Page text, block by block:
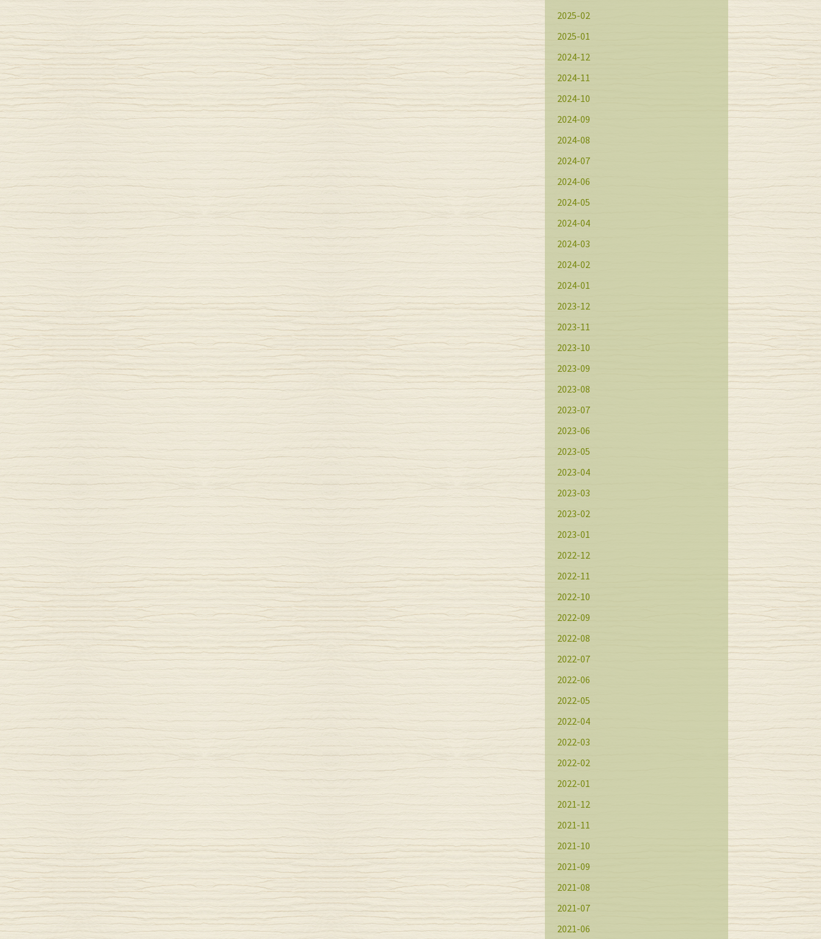
2025-02
2025-01
2024-12
2024-11
2024-10
2024-09
2024-08
2024-07
2024-06
2024-05
2024-04
2024-03
2024-02
2024-01
2023-12
2023-11
2023-10
2023-09
2023-08
2023-07
2023-06
2023-05
2023-04
2023-03
2023-02
2023-01
2022-12
2022-11
2022-10
2022-09
2022-08
2022-07
2022-06
2022-05
2022-04
2022-03
2022-02
2022-01
2021-12
2021-11
2021-10
2021-09
2021-08
2021-07
2021-06